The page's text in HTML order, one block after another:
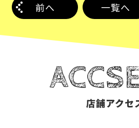
前へ 一覧へ
店舗アクセ